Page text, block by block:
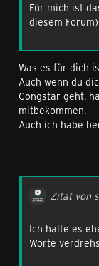
Für mich ist
diesem
Was es für dich
Auch wenn du
Congstar geht,
mitbekommen.
Auch ich habe
Zitat von
Ich halte es
Worte